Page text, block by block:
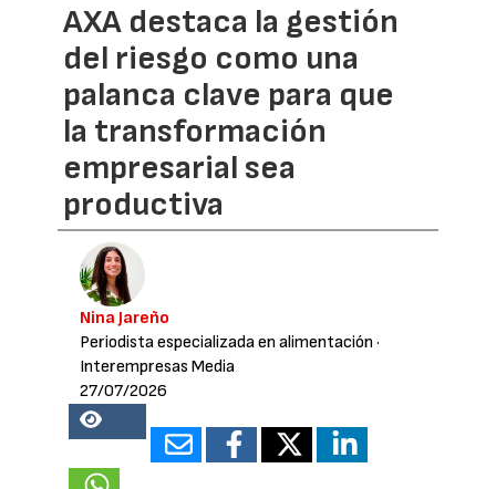
AXA destaca la gestión
del riesgo como una
palanca clave para que
la transformación
empresarial sea
productiva
Nina Jareño
Periodista especializada en alimentación ·
Interempresas Media
27/07/2026
16984